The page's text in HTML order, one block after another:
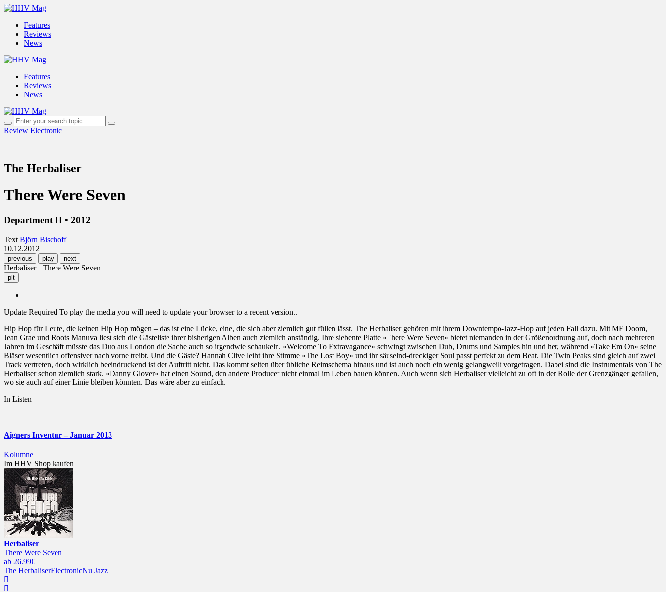
Features
Reviews
News
Features
Reviews
News
Review Electronic
The Herbaliser
There Were Seven
Department H • 2012
Text Björn Bischoff
10.12.2012
previous play next
Herbaliser - There Were Seven
plt
Update Required To play the media you will need to update your browser to a recent version..
Hip Hop für Leute, die keinen Hip Hop mögen – das ist eine Lücke, eine, die sich aber ziemlich gut füllen lässt. The Herbaliser gehören mit ihrem Downtempo-Jazz-Hop auf jeden Fall dazu. Mit MF Doom,
Jean Grae und Roots Manuva liest sich die Gästeliste ihrer bisherigen Alben auch ziemlich anständig. Ihre siebente Platte »There Were Seven« bietet niemanden in der Größenordnung auf, doch nach mehreren
Jahren im Geschäft müsste das Duo aus London die Sache auch so irgendwie schaukeln. »Welcome To Extravagance« schwingt zwischen Dub, Drums und Samples hin und her, während »Take Em On« seine
Bläser wesentlich offensiver nach vorne treibt. Und die Gäste? Hannah Clive leiht ihre Stimme »The Lost Boy« und ihr säuselnd-dreckiger Soul passt perfekt zu dem Beat. Die Twin Peaks sind gleich auf zwei
Track vertreten, doch wirklich beeindruckend ist der Auftritt nicht. Das kommt selten über übliche Reimschema hinaus und ist auch noch ein wenig gelangweilt vorgetragen. Dabei sind die Instrumentals von The
Herbaliser schon ziemlich stark. »Danny Glover« hat einen Sound, den andere Producer nicht einmal im Leben bauen können. Auch wenn sich Herbaliser vielleicht zu oft in der Rolle der Grenzgänger gefallen,
wo sie auch auf einer Linie bleiben könnten. Das wäre aber zu einfach.
In Listen
Aigners Inventur – Januar 2013
Kolumne
Im HHV Shop kaufen
Herbaliser
There Were Seven
ab 26.99€
The HerbaliserElectronicNu Jazz